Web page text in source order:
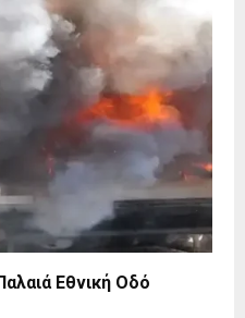
Εθνική Οδό